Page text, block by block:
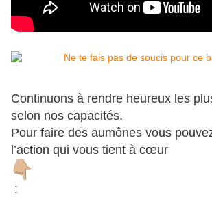
Continuons à rendre heureux les
selon nos capacités.
Pour faire des aumônes vous
l’action qui vous tient à cœur
: